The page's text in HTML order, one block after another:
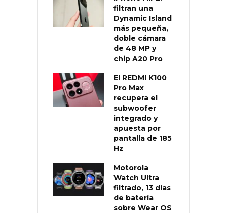
filtran una
Dynamic Island
más pequeña,
doble cámara
de 48 MP y
chip A20 Pro
El REDMI K100
Pro Max
recupera el
subwoofer
integrado y
apuesta por
pantalla de 185
Hz
Motorola
Watch Ultra
filtrado, 13 días
de batería
sobre Wear OS